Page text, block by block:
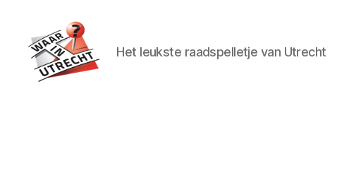
Het leukste raadspelletje van Utrecht